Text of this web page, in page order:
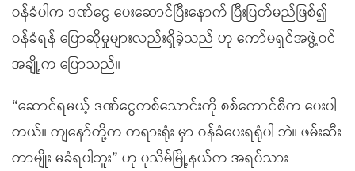
ဝန်ခံပါက ဒဏ်ငွေ ပေးဆောင်ပြီးနောက် ပြီးပြတ်မည်ဖြစ်၍
ဝန်ခံရန် ပြောဆိုမှုများလည်းရှိခဲ့သည် ဟု ကော်မရှင်အဖွဲ့ဝင်
အချို့က ပြောသည်။
“ဆောင်ရမယ့် ဒဏ်ငွေတစ်သောင်းကို စစ်ကောင်စီက ပေးပါ
တယ်။ ကျနော်တို့က တရားရုံး မှာ ဝန်ခံပေးရရုံပါ ဘဲ။ ဖမ်းဆီး
တာမျိုး မခံရပါဘူး” ဟု ပုသိမ်မြို့နယ်က အရပ်သား